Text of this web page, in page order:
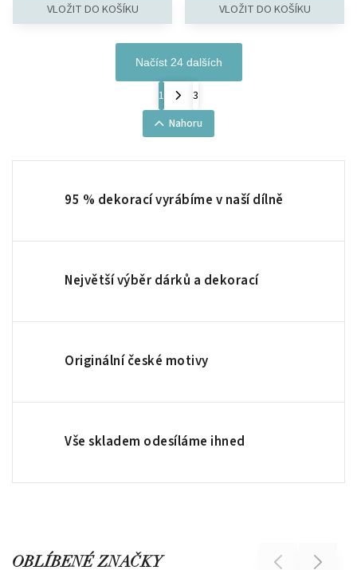
Načíst 24 dalších
1
3
Nahoru
95 % dekorací vyrábíme v naší dílně
Největší výběr dárků a dekorací
Originální české motivy
Vše skladem odesíláme ihned
OBLÍBENÉ ZNAČKY Previous Next